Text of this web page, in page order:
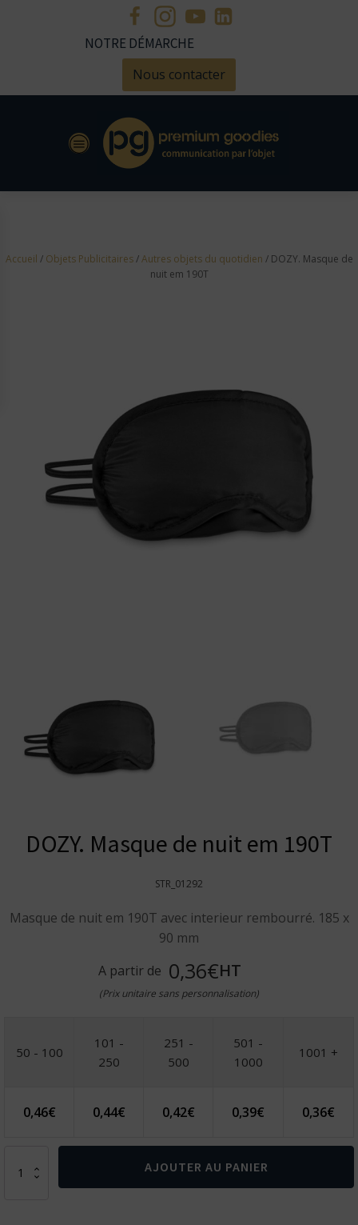
NOTRE DÉMARCHE
Nous contacter
Accueil / Objets Publicitaires/Autres objets du quotidien / DOZY. Masque de
nuit em 190T
DOZY. Masque de nuit em 190T
STR_01292
Masque de nuit em 190T avec interieur rembourré. 185 x
90 mm
A partir de 0,36€HT
(Prix unitaire sans personnalisation)
50 - 100
101 -
250
251 -
500
501 -
1000
1001 +
0,46€ 0,44€ 0,42€ 0,39€ 0,36€
AJOUTER AU PANIER